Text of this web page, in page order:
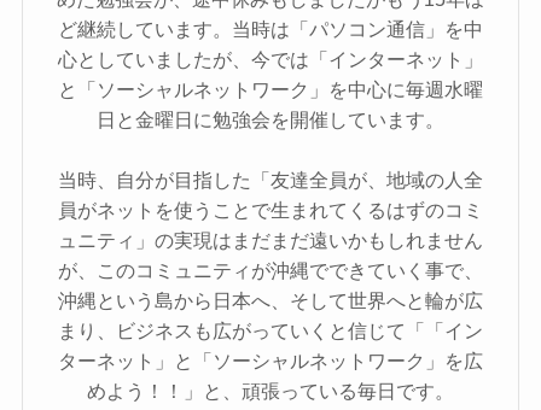
ど継続しています。当時は「パソコン通信」を中
心としていましたが、今では「インターネット」
と「ソーシャルネットワーク」を中心に毎週水曜
日と金曜日に勉強会を開催しています。
当時、自分が目指した「友達全員が、地域の人全
員がネットを使うことで生まれてくるはずのコミ
ュニティ」の実現はまだまだ遠いかもしれません
が、このコミュニティが沖縄でできていく事で、
沖縄という島から日本へ、そして世界へと輪が広
まり、ビジネスも広がっていくと信じて「「イン
ターネット」と「ソーシャルネットワーク」を広
めよう！！」と、頑張っている毎日です。